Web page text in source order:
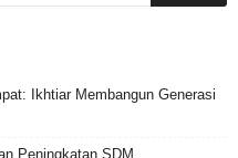
Ikhtiar Membangun Generasi
Peningkatan SDM,